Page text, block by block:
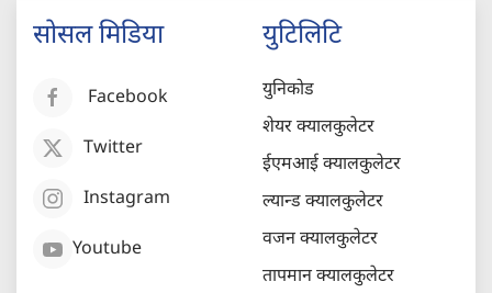
सोसल मिडिया
Facebook
Twitter
Instagram
Youtube
युटिलिटि
युनिकोड
शेयर क्यालकुलेटर
ईएमआई क्यालकुलेटर
ल्यान्ड क्यालकुलेटर
वजन क्यालकुलेटर
तापमान क्यालकुलेटर